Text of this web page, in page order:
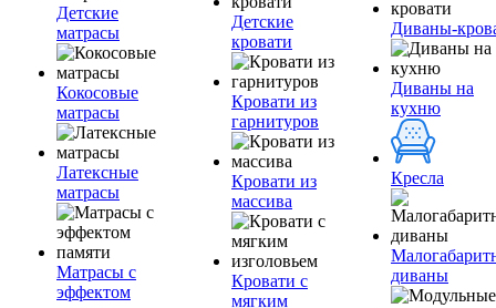
Детские
матрасы
Кокосовые
матрасы
Латексные
матрасы
Матрасы с
эффектом
Детские
кровати
Кровати из
гарнитуров
Кровати из
массива
Кровати с
мягким
Диваны-
Диваны на
кухню
Кресла
диваны